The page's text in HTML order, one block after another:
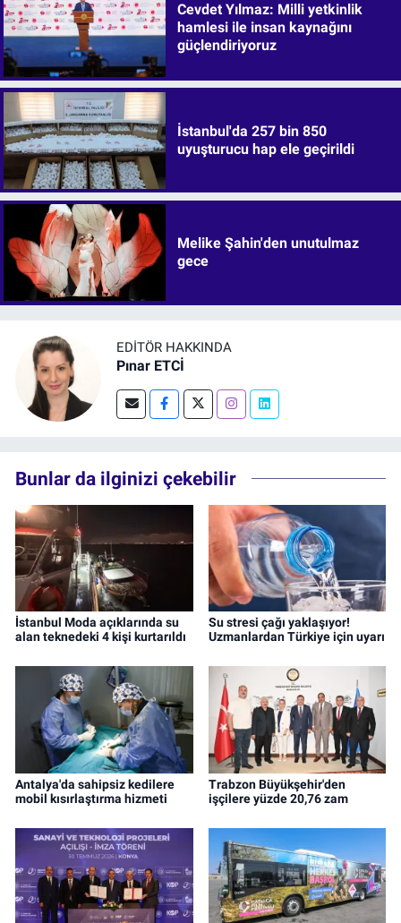
Cevdet Yılmaz: Milli yetkinlik
hamlesi ile insan kaynağını
güçlendiriyoruz
İstanbul'da 257 bin 850
uyuşturucu hap ele geçirildi
Melike Şahin'den unutulmaz
gece
EDITÖR HAKKINDA
Pınar ETCİ
Bunlar da ilginizi çekebilir
İstanbul Moda açıklarında su
alan teknedeki 4 kişi kurtarıldı
Su stresi çağı yaklaşıyor!
Uzmanlardan Türkiye için uyarı
Antalya'da sahipsiz kedilere
mobil kısırlaştırma hizmeti
Trabzon Büyükşehir'den
işçilere yüzde 20,76 zam